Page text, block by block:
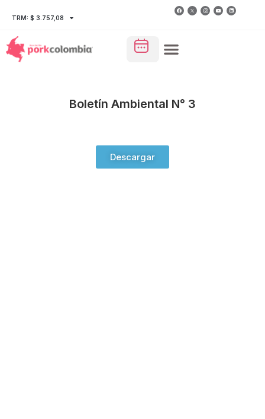
TRM: $ 3.757,08
Boletín Ambiental N° 3
Descargar